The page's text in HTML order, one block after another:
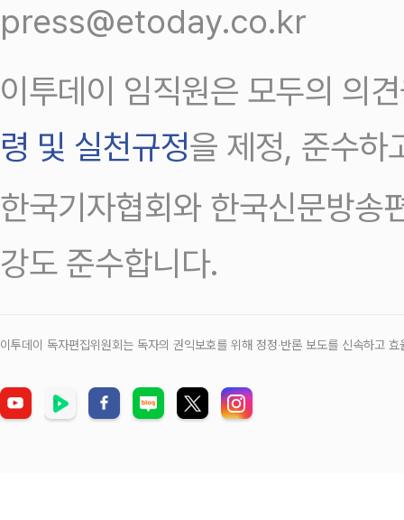
press@etoday.co.kr
이투데이 임직원은 모두의 의
령 및 실천규정을 제정, 준수하
한국기자협회와 한국신문방송
강도 준수합니다.
이투데이 독자편집위원회는 독자의 권익보호를 위해 정정‧반론 보도를 신속하고